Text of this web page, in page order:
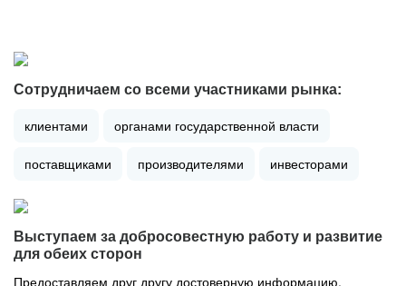
Сотрудничаем со всеми участниками рынка:
клиентами органами государственной власти
поставщиками производителями инвесторами
Выступаем за добросовестную работу и развитие
для обеих сторон
Предоставляем друг другу достоверную информацию,